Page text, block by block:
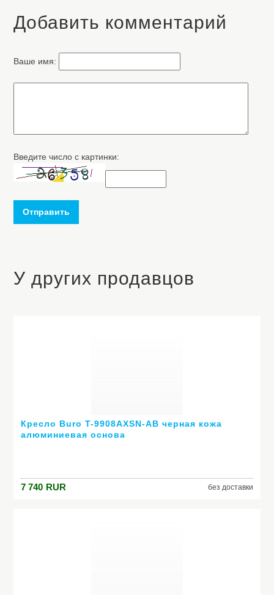
Добавить комментарий
Ваше имя:
Введите число с картинки:
Отправить
У других продавцов
Кресло Buro T-9908AXSN-AB черная кожа
алюминиевая основа
7 740 RUR без доставки